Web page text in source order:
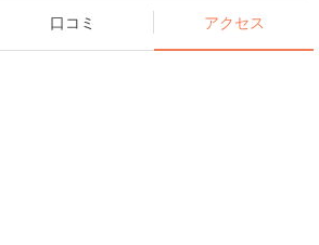
口コミ アクセス